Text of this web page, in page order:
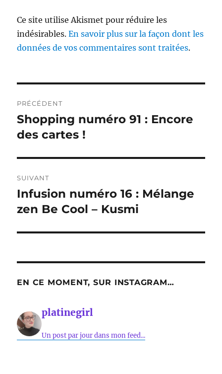
Ce site utilise Akismet pour réduire les
indésirables.En savoir plus sur la façon dont les
données de vos commentaires sont traitées.
de
l’article
PRÉCÉDENT
Publication
précédente :
Shopping numéro 91 : Encore
des cartes !
SUIVANT
Publication
suivante :
Infusion numéro 16 : Mélange
zen Be Cool – Kusmi
EN CE MOMENT, SUR INSTAGRAM…
platinegirl
Un post par jour dans mon feed...